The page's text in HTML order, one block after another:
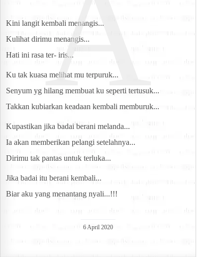
A
Kini langit kembali menangis...
Kulihat dirimu menangis...
Hati ini rasa ter- iris...
Ku tak kuasa melihat mu terpuruk...
Senyum yg hilang membuat ku seperti tertusuk...
Takkan kubiarkan keadaan kembali memburuk...
Kupastikan jika badai berani melanda...
Ia akan memberikan pelangi setelahnya...
Dirimu tak pantas untuk terluka...
Jika badai itu berani kembali...
Biar aku yang menantang nyali...!!!
6 April 2020